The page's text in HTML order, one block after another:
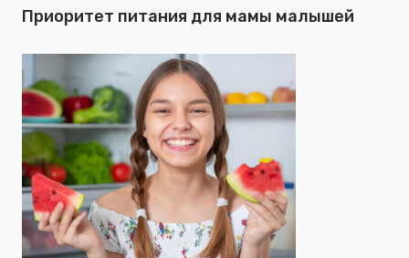
Приоритет питания для мамы малышей